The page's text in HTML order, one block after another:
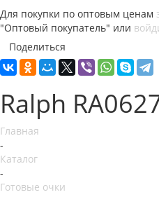
Для покупки по оптовым ценам
"Оптовый покупатель" или
Поделиться
Ralph
Главная
-
Каталог
-
Готовые очки